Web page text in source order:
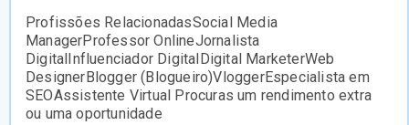
Profissões RelacionadasSocial Media
ManagerProfessor OnlineJornalista
DigitalInfluenciador DigitalDigital MarketerWeb
DesignerBlogger (Blogueiro)VloggerEspecialista em
SEOAssistente Virtual Procuras um rendimento extra
ou uma oportunidade